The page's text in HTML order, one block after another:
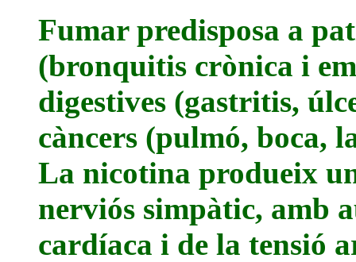
Fumar predisposa a
(bronquitis crònica i
digestives (gastritis,
càncers (pulmó, boca,
La nicotina produeix
nerviós simpàtic, amb
cardíaca i de la tensió